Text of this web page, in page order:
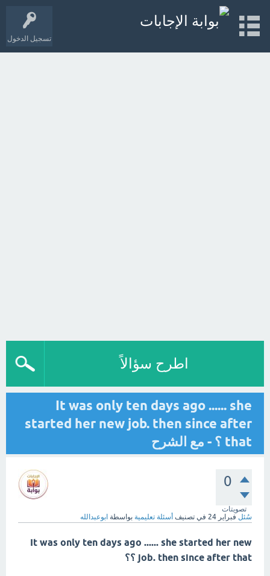
تسجيل الدخول
اطرح سؤالاً
It was only ten days ago ...... she
started her new job. then since after
that ؟ - مع الشرح
0
تصويتات
سُئل فبراير 24 في تصنيف أسئلة تعليمية بواسطة ابوعبدالله
It was only ten days ago ...... she started her new
job. then since after that ؟؟